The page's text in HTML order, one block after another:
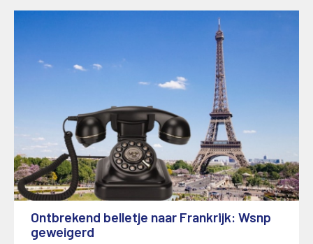
Ontbrekend belletje naar Frankrijk: Wsnp
geweigerd